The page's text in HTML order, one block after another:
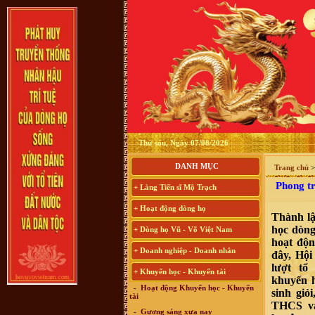
Thứ sáu, Ngày 07/08/2026
DANH MỤC
+ Làng Tiến sĩ Mộ Trạch
+ Hoạt động dòng họ
+ Dòng họ Vũ - Võ Việt Nam
+ Doanh nghiệp - Doanh nhân
+ Khuyến học - Khuyến tài
- Hoạt động Khuyến học - Khuyến
tài
- Gương sáng xưa nay
Trang chủ >
Phong
Thành
học
hoạt
đây,
lượt tổ
khuyến
sinh
THCS